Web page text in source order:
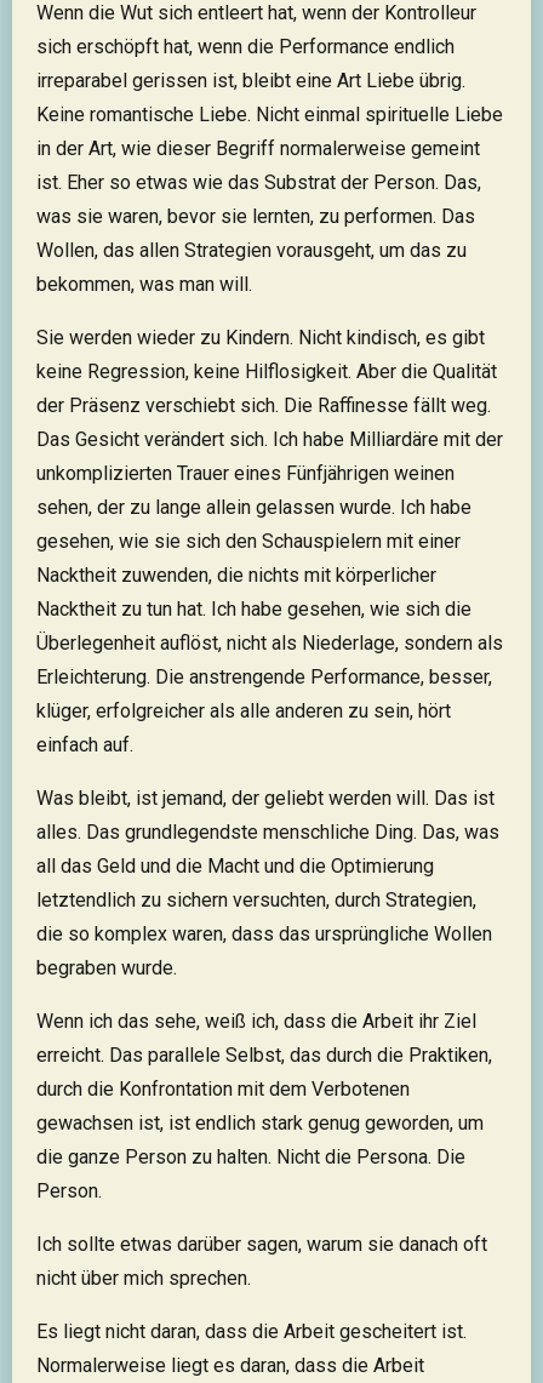
Wenn die Wut sich entleert hat, wenn der Kontrolleur
sich erschöpft hat, wenn die Performance endlich
irreparabel gerissen ist, bleibt eine Art Liebe übrig.
Keine romantische Liebe. Nicht einmal spirituelle Liebe
in der Art, wie dieser Begriff normalerweise gemeint
ist. Eher so etwas wie das Substrat der Person. Das,
was sie waren, bevor sie lernten, zu performen. Das
Wollen, das allen Strategien vorausgeht, um das zu
bekommen, was man will.
Sie werden wieder zu Kindern. Nicht kindisch, es gibt
keine Regression, keine Hilflosigkeit. Aber die Qualität
der Präsenz verschiebt sich. Die Raffinesse fällt weg.
Das Gesicht verändert sich. Ich habe Milliardäre mit der
unkomplizierten Trauer eines Fünfjährigen weinen
sehen, der zu lange allein gelassen wurde. Ich habe
gesehen, wie sie sich den Schauspielern mit einer
Nacktheit zuwenden, die nichts mit körperlicher
Nacktheit zu tun hat. Ich habe gesehen, wie sich die
Überlegenheit auflöst, nicht als Niederlage, sondern als
Erleichterung. Die anstrengende Performance, besser,
klüger, erfolgreicher als alle anderen zu sein, hört
einfach auf.
Was bleibt, ist jemand, der geliebt werden will. Das ist
alles. Das grundlegendste menschliche Ding. Das, was
all das Geld und die Macht und die Optimierung
letztendlich zu sichern versuchten, durch Strategien,
die so komplex waren, dass das ursprüngliche Wollen
begraben wurde.
Wenn ich das sehe, weiß ich, dass die Arbeit ihr Ziel
erreicht. Das parallele Selbst, das durch die Praktiken,
durch die Konfrontation mit dem Verbotenen
gewachsen ist, ist endlich stark genug geworden, um
die ganze Person zu halten. Nicht die Persona. Die
Person.
Ich sollte etwas darüber sagen, warum sie danach oft
nicht über mich sprechen.
Es liegt nicht daran, dass die Arbeit gescheitert ist.
Normalerweise liegt es daran, dass die Arbeit